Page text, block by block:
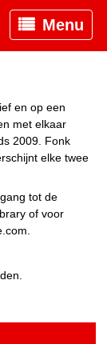
Menu
en op een
met elkaar
2009. Fonk
elke twee
tot de
of voor